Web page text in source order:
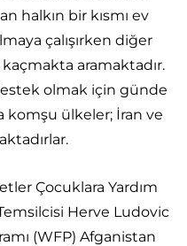
halkın bir kısmı ev
çalışırken diğer
aramaktadır.
olmak için günde
komşu ülkeler; İran ve
Çocuklara Yardım
Herve Ludovic
(WFP) Afganistan